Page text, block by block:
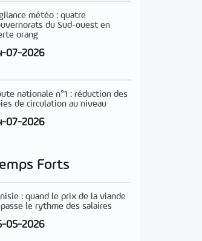
météo : quatre
du Sud-ouest en
orang
07-2026
nationale n°1 : réduction des
de circulation au niveau
07-2026
Forts
: quand le prix de la viande
le rythme des salaires
05-2026